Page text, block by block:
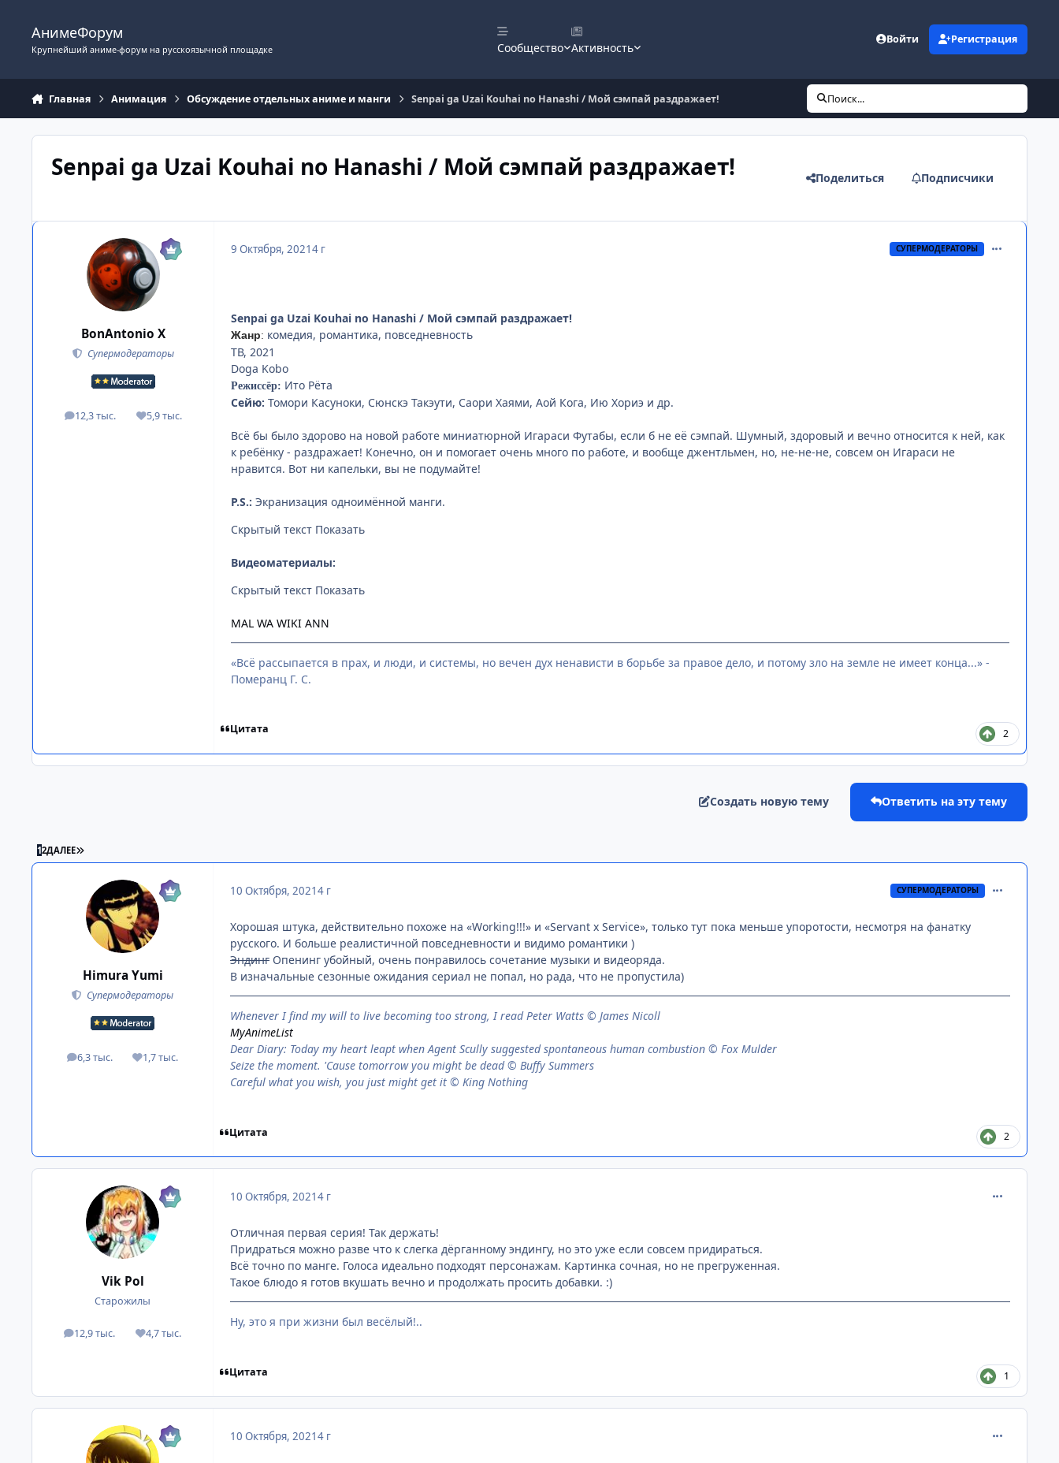
АнимеФорум
Крупнейший аниме-форум на русскоязычной площадке Сообщество Активность
Войти Регистрация
Главная Анимация Обсуждение отдельных аниме и манги Senpai ga Uzai Kouhai no Hanashi / Мой сэмпай раздражает! Поиск...
Senpai ga Uzai Kouhai no Hanashi / Мой сэмпай раздражает! Поделиться Подписчики
BonAntonio X
Супермодераторы
12,3 тыс.
посты 5,9 тыс.
Репутация
9 Октября, 20214 г СУПЕРМОДЕРАТОРЫ
Senpai ga Uzai Kouhai no Hanashi / Мой сэмпай раздражает!
Жанр: комедия, романтика, повседневность
ТВ, 2021
Doga Kobo
Режиссёр: Ито Рёта
Сейю: Томори Касуноки, Сюнскэ Такэути, Саори Хаями, Аой Кога, Ию Хориэ и др.
Всё бы было здорово на новой работе миниатюрной Игараси Футабы, если б не её сэмпай. Шумный, здоровый и вечно относится к ней, как
к ребёнку - раздражает! Конечно, он и помогает очень много по работе, и вообще джентльмен, но, не-не-не, совсем он Игараси не
нравится. Вот ни капельки, вы не подумайте!
P.S.: Экранизация одноимённой манги.
Скрытый текст
Видеоматериалы:
Скрытый текст
MAL WA WIKI ANN
«Всё рассыпается в прах, и люди, и системы, но вечен дух ненависти в борьбе за правое дело, и потому зло на земле не имеет конца...» -
Померанц Г. С.
Цитата 2
Создать новую тему Ответить на эту тему
12ДАЛЕЕ ПОСЛЕДНЯЯ СТРАНИЦА
Himura Yumi
Супермодераторы
6,3 тыс.
посты 1,7 тыс.
Репутация
10 Октября, 20214 г СУПЕРМОДЕРАТОРЫ
Хорошая штука, действительно похоже на «Working!!!‎» и «‎Servant x Service», только тут пока меньше упоротости, несмотря на фанатку
русского. И больше реалистичной повседневности и видимо романтики )
Эндинг Опенинг убойный, очень понравилось сочетание музыки и видеоряда.
В изначальные сезонные ожидания сериал не попал, но рада, что не пропустила)
When­ever I find my will to live be­com­ing too strong, I read Peter Watts © James Nicoll
MyAnimeList
Dear Diary: Today my heart leapt when Agent Scully suggested spontaneous human combustion © Fox Mulder
Seize the moment. 'Cause tomorrow you might be dead © Buffy Summers
Careful what you wish, you just might get it © King Nothing
Цитата 2
Vik Pol
Старожилы
12,9 тыс.
посты 4,7 тыс.
Репутация
10 Октября, 20214 г
Отличная первая серия! Так держать!
Придраться можно разве что к слегка дёрганному эндингу, но это уже если совсем придираться.
Всё точно по манге. Голоса идеально подходят персонажам. Картинка сочная, но не прегруженная.
Такое блюдо я готов вкушать вечно и продолжать просить добавки. :)
Ну, это я при жизни был весёлый!..
Цитата 1
10 Октября, 20214 г